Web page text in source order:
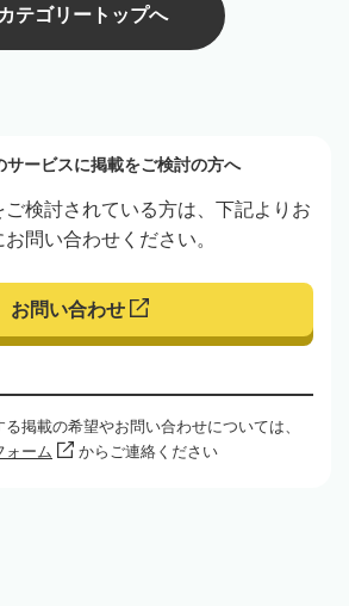
カテゴリートップへ
サービスに掲載をご検討の方へ
検討されている方は、下記よりお
問い合わせください。
お問い合わせ
掲載の希望やお問い合わせについては、
ォーム からご連絡ください